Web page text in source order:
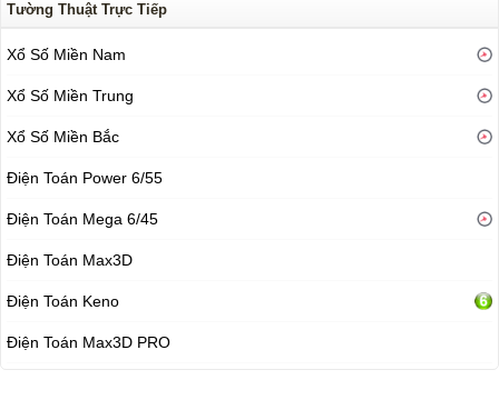
Tường Thuật Trực Tiếp
Xổ Số Miền Nam
Xổ Số Miền Trung
Xổ Số Miền Bắc
Điện Toán Power 6/55
Điện Toán Mega 6/45
Điện Toán Max3D
Điện Toán Keno
Điện Toán Max3D PRO